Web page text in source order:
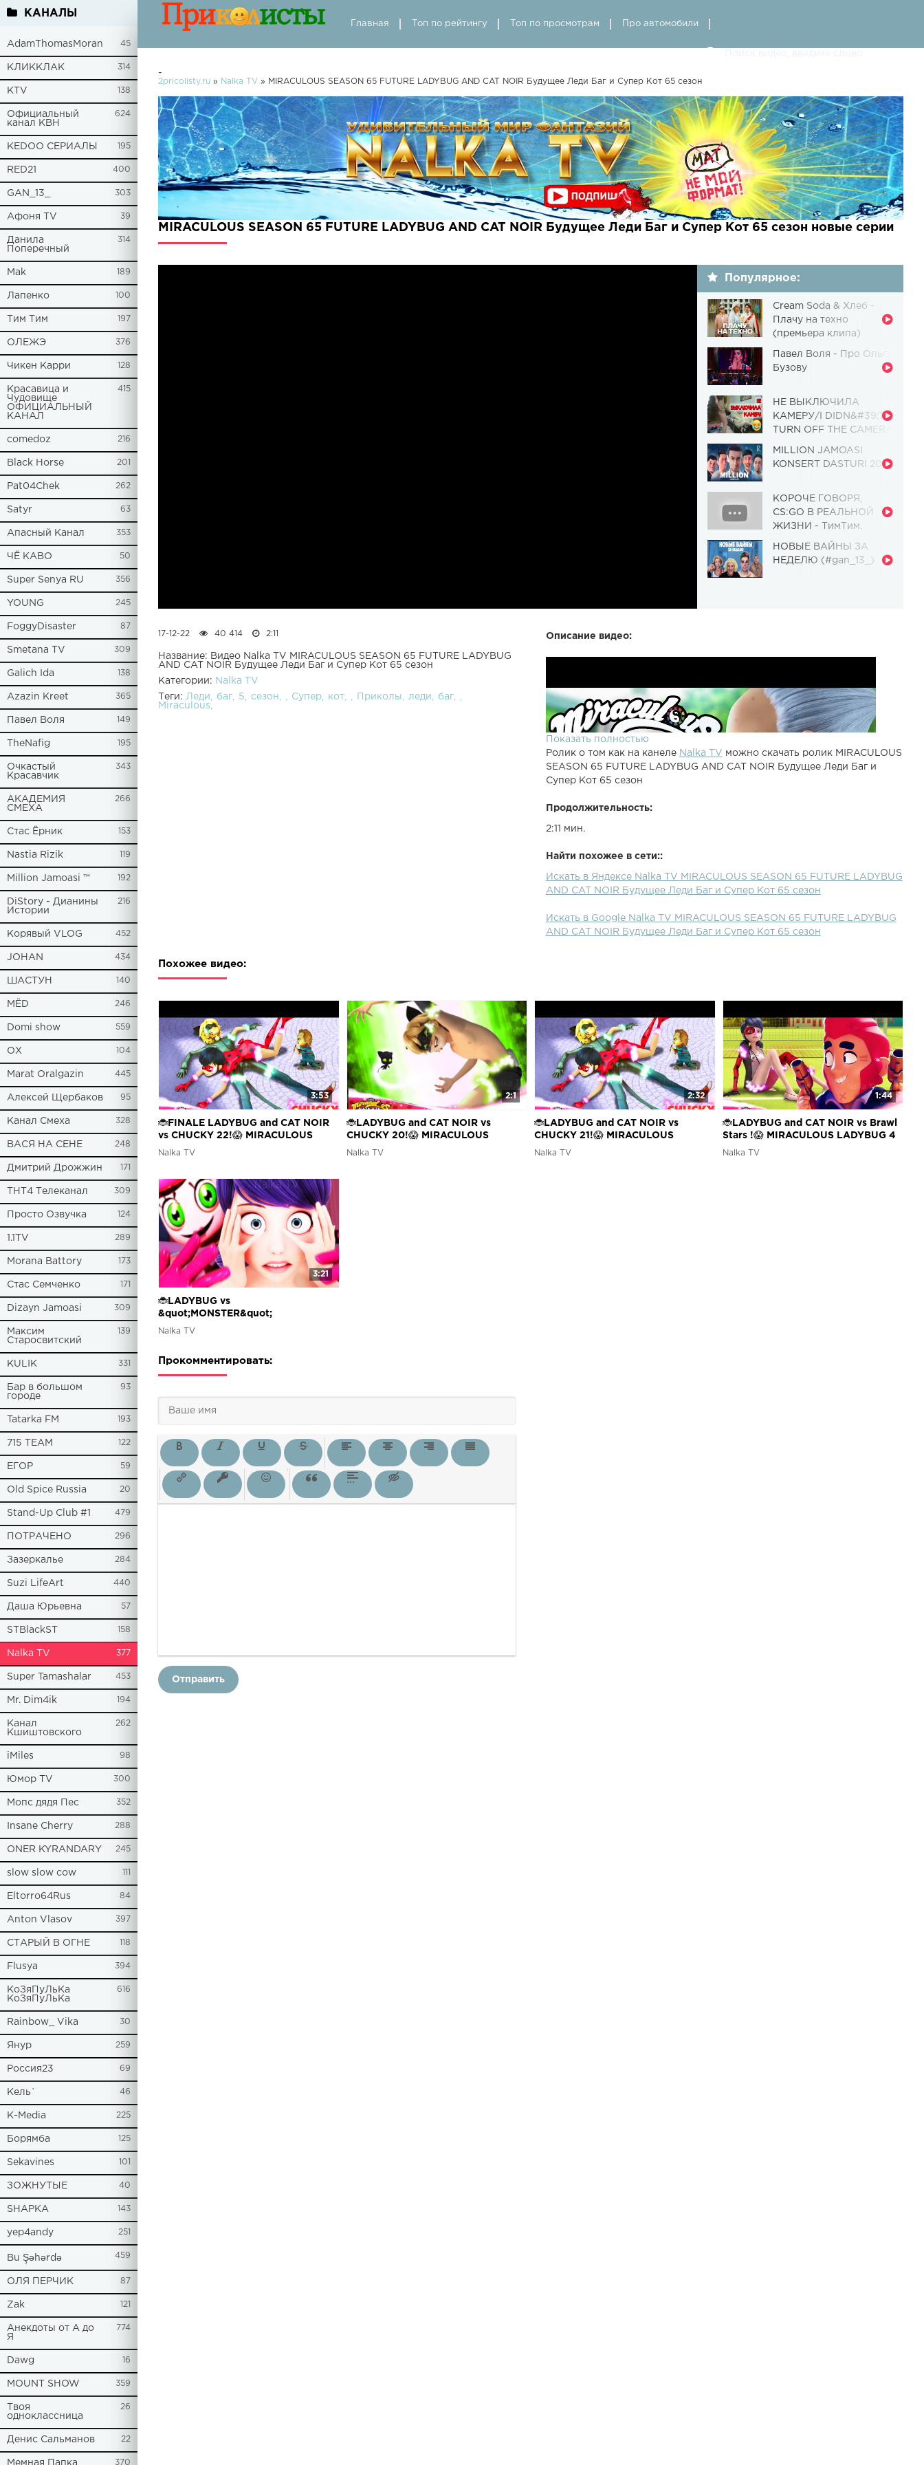
КАНАЛЫ
AdamThomasMoran 45
КЛИККЛАК 314
KTV 138
Официальный
канал КВН
624
KEDOO СЕРИАЛЫ 195
RED21 400
GAN_13_ 303
Афоня TV 39
Данила
Поперечный
314
Mak 189
Лапенко 100
Tим Тим 197
ОЛЕЖЭ 376
Чикен Карри 128
Красавица и
Чудовище
ОФИЦИАЛЬНЫЙ
КАНАЛ
415
comedoz 216
Black Horse 201
Pat04Chek 262
Satyr 63
Апасный Канал 353
ЧЁ КАВО 50
Super Senya RU 356
YOUNG 245
FoggyDisaster 87
Smetana TV 309
Galich Ida 138
Azazin Kreet 365
Павел Воля 149
TheNafig 195
Очкастый
Красавчик
343
АКАДЕМИЯ
СМЕХА
266
Стас Ёрник 153
Nastia Rizik 119
Million Jamoasi ™ 192
DiStory - Дианины
Истории
216
Корявый VLOG 452
JOHAN 434
ШАСТУН 140
МЁD 246
Domi show 559
ОХ 104
Marat Oralgazin 445
Алексей Щербаков 95
Канал Смеха 328
ВАСЯ НА СЕНЕ 248
Дмитрий Дрожжин 171
ТНТ4 Телеканал 309
Просто Озвучка 124
1.1TV 289
Morana Battory 173
Стас Семченко 171
Dizayn Jamoasi 309
Максим
Старосвитский
139
KULIK 331
Бар в большом
городе
93
Tatarka FM 193
715 TEAM 122
ЕГОР 59
Old Spice Russia 20
Stand-Up Club #1 479
ПОТРАЧЕНО 296
Зазеркалье 284
Suzi LifeArt 440
Даша Юрьевна 57
STBlackST 158
Nalka TV 377
Super Tamashalar 453
Mr. Dim4ik 194
Канал
Кшиштовского
262
iMiles 98
Юмор TV 300
Мопс дядя Пес 352
Insane Cherry 288
ONER KYRANDARY 245
slow slow cow 111
Eltorro64Rus 84
Anton Vlasov 397
СТАРЫЙ В ОГНЕ 118
Flusya 394
КоЗяПуЛьКа
КоЗяПуЛьКа
616
Rainbow_ Vika 30
Янур 259
Россия23 69
Кель` 46
К-Media 225
Борямба 125
Sekavines 101
ЗОЖНУТЫЕ 40
SHAPKA 143
yep4andy 251
Bu Şəhərdə 459
ОЛЯ ПЕРЧИК 87
Zak 121
Анекдоты от А до
Я
774
Dawg 16
MOUNT SHOW 359
Твоя
одноклассница
26
Денис Сальманов 22
Мемная Папка 370
Главная Топ по рейтингу Топ по просмотрам Про автомобили
-
2pricolisty.ru » Nalka TV » MIRACULOUS SEASON 65 FUTURE LADYBUG AND CAT NOIR Будущее Леди Баг и Супер Кот 65 сезон
MIRACULOUS SEASON 65 FUTURE LADYBUG AND CAT NOIR Будущее Леди Баг и Супер Кот 65 сезон новые серии
Популярное:
Cream Soda & Хлеб -
Плачу на техно
(премьера клипа)
Павел Воля - Про Ольгу
Бузову
НЕ ВЫКЛЮЧИЛА
КАМЕРУ/I DIDN&#39;T
TURN OFF THE CAMERA
Чудовище] (Выпуск 110)
MILLION JAMOASI
KONSERT DASTURI 2019
КОРОЧЕ ГОВОРЯ,
CS:GO В РЕАЛЬНОЙ
ЖИЗНИ - ТимТим.
НОВЫЕ ВАЙНЫ ЗА
НЕДЕЛЮ (#gan_13_)
Описание видео:
Показать полностью
Ролик о том как на канеле Nalka TV можно скачать ролик MIRACULOUS
SEASON 65 FUTURE LADYBUG AND CAT NOIR Будущее Леди Баг и
Супер Кот 65 сезон
Продолжительность:
2:11 мин.
Найти похожее в сети::
Искать в Яндексе Nalka TV MIRACULOUS SEASON 65 FUTURE LADYBUG
AND CAT NOIR Будущее Леди Баг и Супер Кот 65 сезон
Искать в Google Nalka TV MIRACULOUS SEASON 65 FUTURE LADYBUG
AND CAT NOIR Будущее Леди Баг и Супер Кот 65 сезон
17-12-22 40 414 2:11
Название: Видео Nalka TV MIRACULOUS SEASON 65 FUTURE LADYBUG
AND CAT NOIR Будущее Леди Баг и Супер Кот 65 сезон
Категории: Nalka TV
Теги: Леди баг 5 сезон Супер кот Приколы леди
баг
Miraculous
Похожее видео:
3:53
🐞FINALE LADYBUG and CAT NOIR
vs CHUCKY 22!😱 MIRACULOUS
LADYBUG 4 SEASON🐞Леди Баг и
Nalka TV
2:1
🐞LADYBUG and CAT NOIR vs
CHUCKY 20!😱 MIRACULOUS
LADYBUG 4 SEASON🐞Леди Баг и
Nalka TV
2:32
🐞LADYBUG and CAT NOIR vs
CHUCKY 21!😱 MIRACULOUS
LADYBUG 4 SEASON🐞Леди Баг и
Nalka TV
1:44
🐞LADYBUG and CAT NOIR vs Brawl
Stars !😱 MIRACULOUS LADYBUG 4
SEASON🐞Леди Баг и Супер Кот
Nalka TV
3:21
🐞LADYBUG vs
&quot;MONSTER&quot;
MIRACULOUS 5 SEASON 🐞
Nalka TV
Прокомментировать:
Отправить